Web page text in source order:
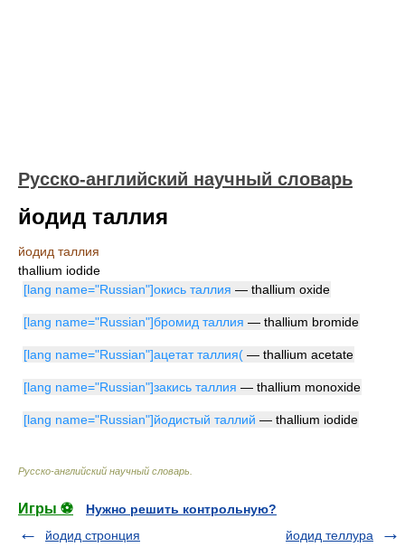
Русско-английский научный словарь
йодид таллия
йодид таллия
thallium iodide
[lang name="Russian"]окись таллия — thallium oxide
[lang name="Russian"]бромид таллия — thallium bromide
[lang name="Russian"]ацетат таллия( — thallium acetate
[lang name="Russian"]закись таллия — thallium monoxide
[lang name="Russian"]йодистый таллий — thallium iodide
Русско-английский научный словарь
Игры ⚽
Нужно решить контрольную?
йодид стронция
йодид теллура